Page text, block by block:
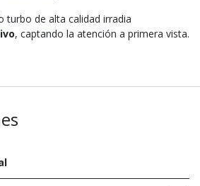
turbo de alta calidad irradia
, captando la atención a primera vista.